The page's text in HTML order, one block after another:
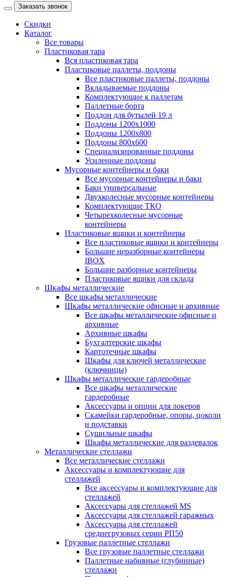
Заказать звонок
Скидки
Каталог
Все товары
Пластиковая тара
Вся пластиковая тара
Пластиковые паллеты, поддоны
Все пластиковые паллеты, поддоны
Вкладываемые поддоны
Комплектующие к паллетам
Паллетные борта
Поддон для бутылей 19 л
Поддоны 1200х1000
Поддоны 1200х800
Поддоны 800х600
Специализированные поддоны
Усиленные поддоны
Мусорные контейнеры и баки
Все мусорные контейнеры и баки
Баки универсальные
Двухколесные мусорные контейнеры
Комплектующие ТКО
Четырехколесные мусорные
контейнеры
Пластиковые ящики и контейнеры
Все пластиковые ящики и контейнеры
Большие неразборные контейнеры
IBOX
Большие разборные контейнеры
Пластиковые ящики для склада
Шкафы металлические
Все шкафы металлические
Шкафы металлические офисные и архивные
Все шкафы металлические офисные и
архивные
Архивные шкафы
Бухгалтерские шкафы
Картотечные шкафы
Шкафы для ключей металлические
(ключницы)
Шкафы металлические гардеробные
Все шкафы металлические
гардеробные
Аксессуары и опции для локеров
Скамейки гардеробные, опоры, цоколи
и подставки
Сушильные шкафы
Шкафы металлические для раздевалок
Металлические стеллажи
Все металлические стеллажи
Аксессуары и комплектующие для
стеллажей
Все аксессуары и комплектующие для
стеллажей
Аксессуары для стеллажей MS
Аксессуары для стеллажей гаражных
Аксессуары для стеллажей
среднегрузовых серии РП50
Грузовые паллетные стеллажи
Все грузовые паллетные стеллажи
Паллетные набивные (глубинные)
стеллажи